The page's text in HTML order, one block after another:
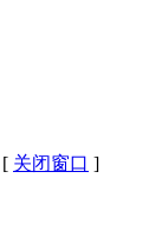
关闭窗口 ]